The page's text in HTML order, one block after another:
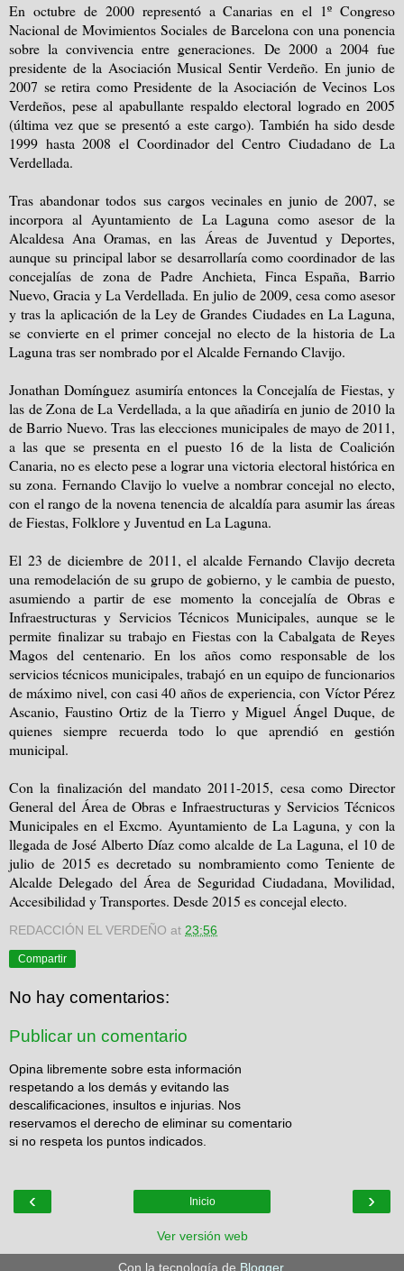
En octubre de 2000 representó a Canarias en el 1º Congreso
Nacional de Movimientos Sociales de Barcelona con una ponencia
sobre la convivencia entre generaciones. De 2000 a 2004 fue
presidente de la Asociación Musical Sentir Verdeño. En junio de
2007 se retira como Presidente de la Asociación de Vecinos Los
Verdeños, pese al apabullante respaldo electoral logrado en 2005
(última vez que se presentó a este cargo). También ha sido desde
1999 hasta 2008 el Coordinador del Centro Ciudadano de La
Verdellada.
Tras abandonar todos sus cargos vecinales en junio de 2007, se
incorpora al Ayuntamiento de La Laguna como asesor de la
Alcaldesa Ana Oramas, en las Áreas de Juventud y Deportes,
aunque su principal labor se desarrollaría como coordinador de las
concejalías de zona de Padre Anchieta, Finca España, Barrio
Nuevo, Gracia y La Verdellada. En julio de 2009, cesa como asesor
y tras la aplicación de la Ley de Grandes Ciudades en La Laguna,
se convierte en el primer concejal no electo de la historia de La
Laguna tras ser nombrado por el Alcalde Fernando Clavijo.
Jonathan Domínguez asumiría entonces la Concejalía de Fiestas, y
las de Zona de La Verdellada, a la que añadiría en junio de 2010 la
de Barrio Nuevo. Tras las elecciones municipales de mayo de 2011,
a las que se presenta en el puesto 16 de la lista de Coalición
Canaria, no es electo pese a lograr una victoria electoral histórica en
su zona. Fernando Clavijo lo vuelve a nombrar concejal no electo,
con el rango de la novena tenencia de alcaldía para asumir las áreas
de Fiestas, Folklore y Juventud en La Laguna.
El 23 de diciembre de 2011, el alcalde Fernando Clavijo decreta
una remodelación de su grupo de gobierno, y le cambia de puesto,
asumiendo a partir de ese momento la concejalía de Obras e
Infraestructuras y Servicios Técnicos Municipales, aunque se le
permite finalizar su trabajo en Fiestas con la Cabalgata de Reyes
Magos del centenario. En los años como responsable de los
servicios técnicos municipales, trabajó en un equipo de funcionarios
de máximo nivel, con casi 40 años de experiencia, con Víctor Pérez
Ascanio, Faustino Ortiz de la Tierro y Miguel Ángel Duque, de
quienes siempre recuerda todo lo que aprendió en gestión
municipal.
Con la finalización del mandato 2011-2015, cesa como Director
General del Área de Obras e Infraestructuras y Servicios Técnicos
Municipales en el Excmo. Ayuntamiento de La Laguna, y con la
llegada de José Alberto Díaz como alcalde de La Laguna, el 10 de
julio de 2015 es decretado su nombramiento como Teniente de
Alcalde Delegado del Área de Seguridad Ciudadana, Movilidad,
Accesibilidad y Transportes. Desde 2015 es concejal electo.
REDACCIÓN EL VERDEÑO at 23:56
Compartir
No hay comentarios:
Publicar un comentario
Opina libremente sobre esta información
respetando a los demás y evitando las
descalificaciones, insultos e injurias. Nos
reservamos el derecho de eliminar su comentario
si no respeta los puntos indicados.
‹ ›
Inicio
Ver versión web
Con la tecnología de Blogger.